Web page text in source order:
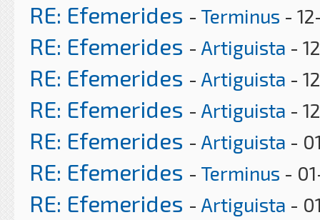
RE: Efemerides - Terminus -
RE: Efemerides - Artiguista -
RE: Efemerides - Artiguista -
RE: Efemerides - Artiguista -
RE: Efemerides - Artiguista -
RE: Efemerides - Terminus -
RE: Efemerides - Artiguista -